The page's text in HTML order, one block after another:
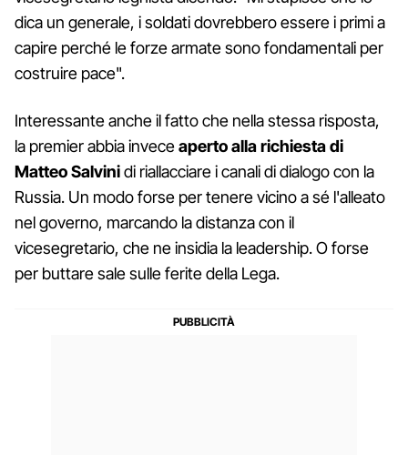
dica un generale, i soldati dovrebbero essere i primi a
capire perché le forze armate sono fondamentali per
costruire pace".
Interessante anche il fatto che nella stessa risposta,
la premier abbia inveceaperto alla richiesta di
Matteo Salvinidi riallacciare i canali di dialogo con la
Russia. Un modo forse per tenere vicino a sé l'alleato
nel governo, marcando la distanza con il
vicesegretario, che ne insidia la leadership. O forse
per buttare sale sulle ferite della Lega.